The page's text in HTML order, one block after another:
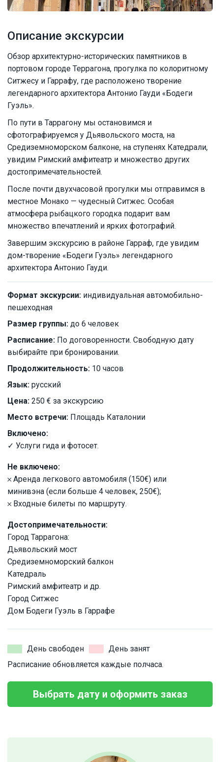
Описание экскурсии
Обзор архитектурно-исторических памятников в
портовом городе Террагона, прогулка по колоритному
Ситжесу и Гаррафу, где расположено творение
легендарного архитектора Антонио Гауди «Бодеги
Гуэль».
По пути в Таррагону мы остановимся и
сфотографируемся у Дьявольского моста, на
Средиземноморском балконе, на ступенях Катедрали,
увидим Римский амфитеатр и множество других
достопримечательностей.
После почти двухчасовой прогулки мы отправимся в
местное Монако — чудесный Ситжес. Особая
атмосфера рыбацкого городка подарит вам
множество впечатлений и ярких фотографий.
Завершим экскурсию в районе Гарраф, где увидим
дом-творение «Бодеги Гуэль» легендарного
архитектора Антонио Гауди.
Формат экскурсии: индивидуальная автомобильно-
пешеходная
Размер группы: до 6 человек
Расписание: По договоренности. Свободную дату
выбирайте при бронировании.
Продолжительность: 10 часов
Язык: русский
Цена: 250 € за экскурсию
Место встречи: Площадь Каталонии
Включено:
✓ Услуги гида и фотосет.
Не включено:
𐄂 Аренда легкового автомобиля (150€) или
минивэна (если больше 4 человек, 250€);
𐄂 Входные билеты по маршруту.
Достопримечательности:
Город Таррагона:
Дьявольский мост
Средиземноморский балкон
Катедраль
Римский амфитеатр и др.
Город Ситжес
Дом Бодеги Гуэль в Гаррафе
День свободен
День занят
Расписание обновляется каждые полчаса.
Выбрать дату и оформить заказ